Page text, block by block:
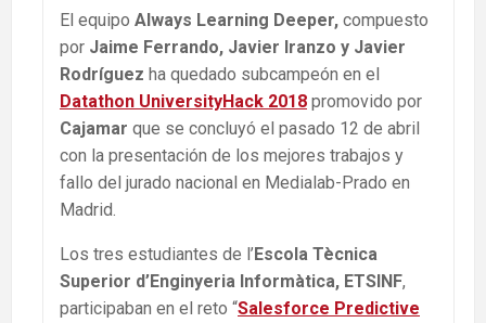
El equipo Always Learning Deeper, compuesto
por Jaime Ferrando, Javier Iranzo y Javier
Rodríguez ha quedado subcampeón en el
Datathon UniversityHack 2018 promovido por
Cajamar que se concluyó el pasado 12 de abril
con la presentación de los mejores trabajos y
fallo del jurado nacional en Medialab-Prado en
Madrid.
Los tres estudiantes de l’Escola Tècnica
Superior d’Enginyeria Informàtica, ETSINF,
participaban en el reto “Salesforce Predictive